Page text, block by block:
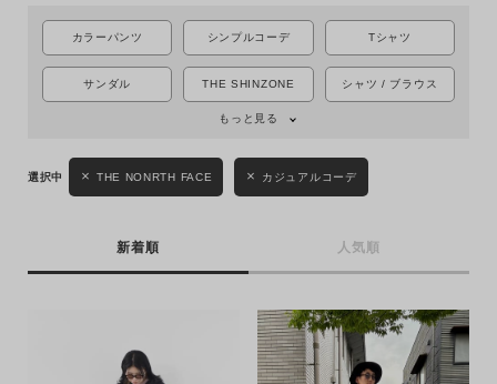
カラーパンツ シンプルコーデ Tシャツ
サンダル THE SHINZONE シャツ / ブラウス
もっと見る
THE NONRTH FACE カジュアルコーデ
新着順 人気順